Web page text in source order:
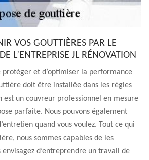
VOS GOUTTIÈRES PAR LE
L’ENTREPRISE JL RÉNOVATION
et d’optimiser la performance
doit être installée dans les règles
est un couvreur professionnel en mesure
parfaite. Nous pouvons également
quand vous voulez. Tout ce qui
nous sommes capables de les
envisagez d’entreprendre un travail de